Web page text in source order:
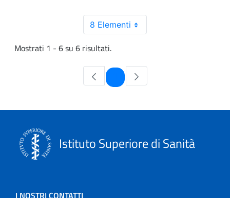
8 Elementi
Mostrati 1 - 6 su 6 risultati.
Pagina
Istituto Superiore di Sanità
I NOSTRI CONTATTI